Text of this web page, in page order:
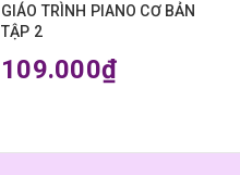
GIÁO TRÌNH PIANO CƠ BẢN
TẬP 2
109.000₫